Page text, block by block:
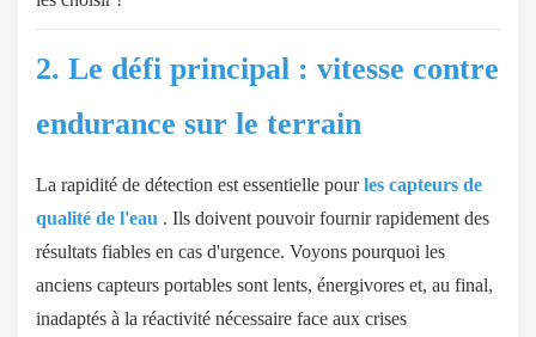
2. Le défi principal : vitesse contre
endurance sur le terrain
La rapidité de détection est essentielle pourles capteurs de
qualité de l'eau . Ils doivent pouvoir fournir rapidement des
résultats fiables en cas d'urgence. Voyons pourquoi les
anciens capteurs portables sont lents, énergivores et, au final,
inadaptés à la réactivité nécessaire face aux crises